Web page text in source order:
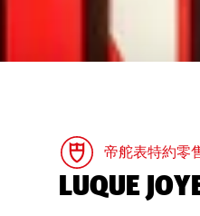
帝舵表特約零
‭LUQUE